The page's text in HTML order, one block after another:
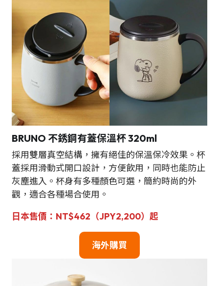
BRUNO 不銹鋼有蓋保溫杯 320ml
採用雙層真空結構，擁有絕佳的保溫保冷效果。杯
蓋採用滑動式開口設計，方便飲用，同時也能防止
灰塵進入。杯身有多種顏色可選，簡約時尚的外
觀，適合各種場合使用。
日本售價：NT$462（JPY2,200）起
海外購買